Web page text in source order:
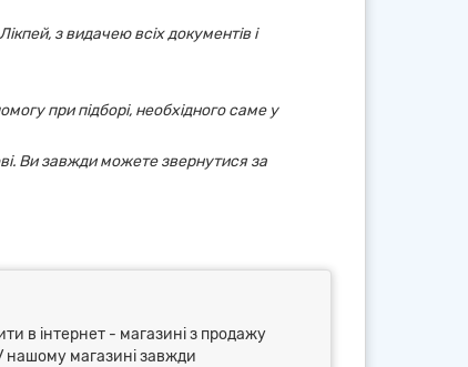
з видачею всіх документів і
при підборі, необхідного саме у
Ви завжди можете звернутися за
в інтернет - магазині з продажу
У нашому магазині завжди